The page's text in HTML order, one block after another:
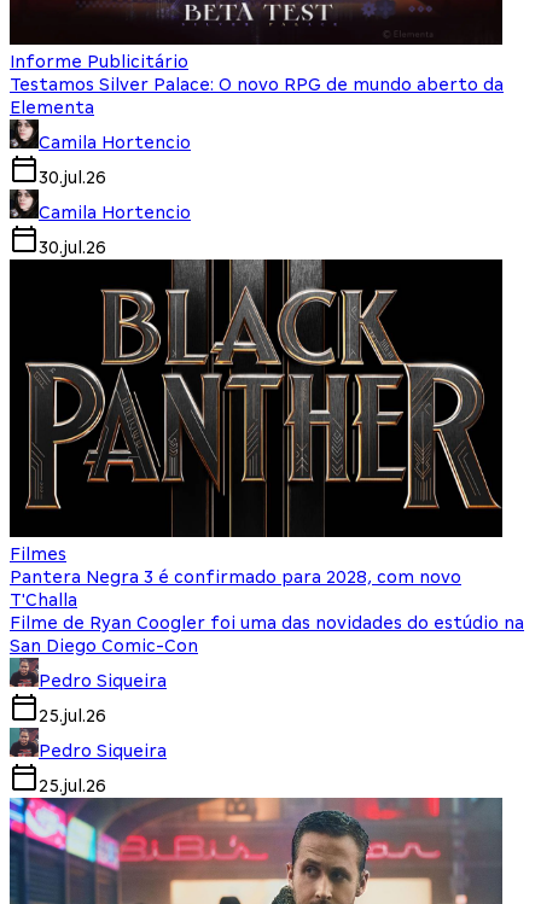
Informe Publicitário
Testamos Silver Palace: O novo RPG de mundo aberto da
Elementa
Camila Hortencio
30.jul.26
Camila Hortencio
30.jul.26
Filmes
Pantera Negra 3 é confirmado para 2028, com novo
T'Challa
Filme de Ryan Coogler foi uma das novidades do estúdio na
San Diego Comic-Con
Pedro Siqueira
25.jul.26
Pedro Siqueira
25.jul.26